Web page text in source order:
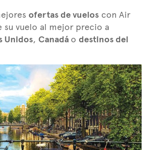
ofertas de vuelos con Air
su vuelo al mejor precio a
Unidos, Canadá o destinos del